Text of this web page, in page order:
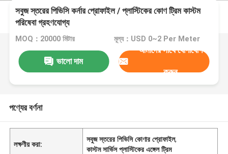
সবুজ স্তরের পিভিসি কর্নার প্রোফাইল / প্লাস্টিকের কোণ ট্রিম কাস্টম
পরিষেবা গ্রহণযোগ্য
MOQ：20000 মিটার মূল্য：USD 0~2 Per Meter
ভালো দাম
আমাদের সাথে যোগাযোগ
করুন
পণ্যের বর্ণনা
লক্ষণীয় করা:
সবুজ স্তরের পিভিসি কোণার প্রোফাইল,
কাস্টম সার্ভিস প্লাস্টিকের এঙ্গেল ট্রিম